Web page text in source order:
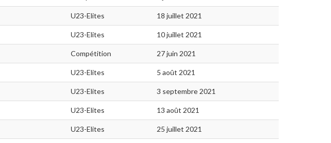
U23-Elites 18 juillet 2021
U23-Elites 10 juillet 2021
Compétition 27 juin 2021
U23-Elites 5 août 2021
U23-Elites 3 septembre 2021
U23-Elites 13 août 2021
U23-Elites 25 juillet 2021